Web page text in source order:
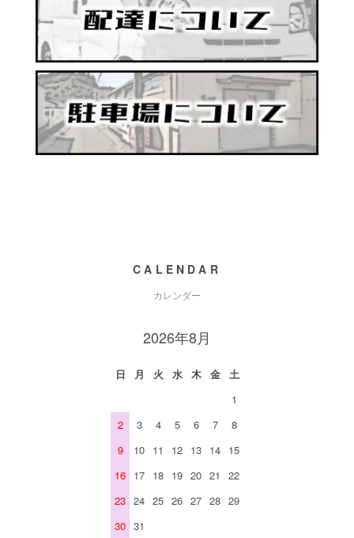
CALENDAR
カレンダー
2026年8月
日 月 火 水 木 金
土
1
2
3 4 5 6 7
8
9
10 11 12 13 14 15
16 17 18 19 20 21
22
23 24 25 26 27 28 29
30 31